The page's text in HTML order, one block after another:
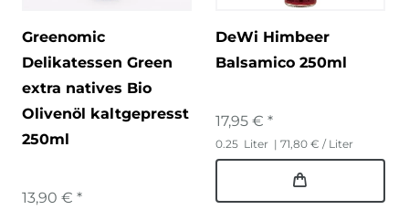
Greenomic
Delikatessen Green
extra natives Bio
Olivenöl kaltgepresst
250ml
13,90 € *
DeWi Himbeer
Balsamico 250ml
17,95 € *
0.25 Liter | 71,80 € / Liter